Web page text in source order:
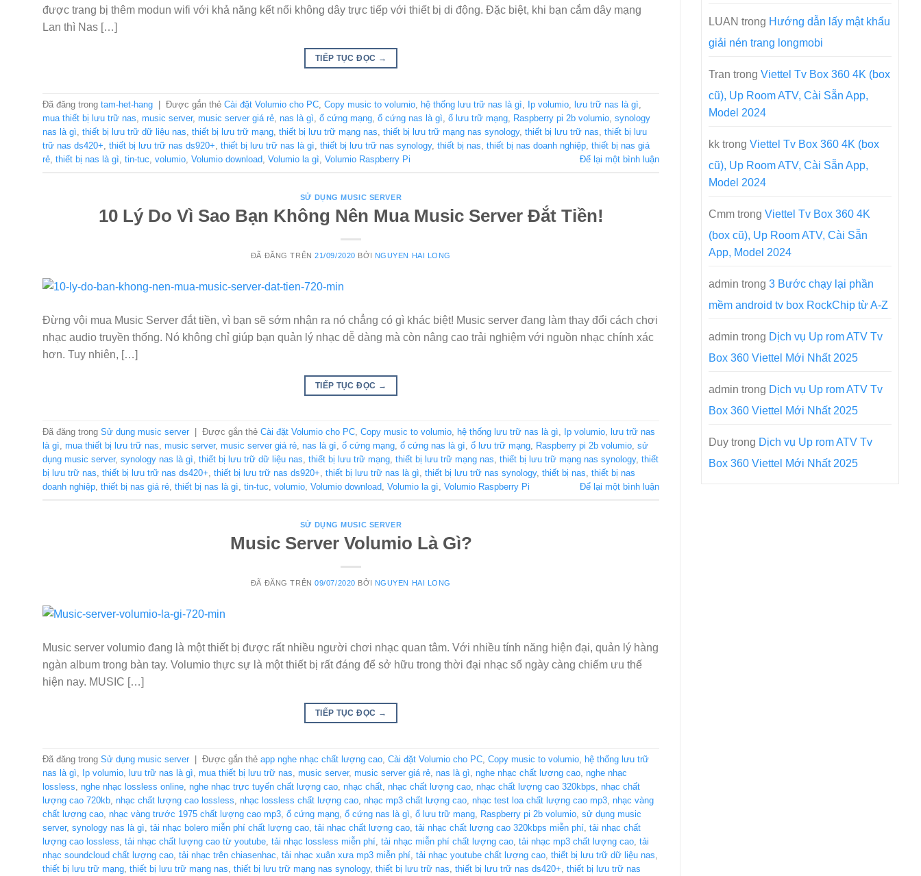
được trang bị thêm modun wifi với khả năng kết nối không dây trực tiếp với thiết bị di động. Đặc biệt, khi bạn cắm dây mạng
Lan thì Nas […]
TIẾP TỤC ĐỌC →
Đã đăng trong tam-het-hang Được gắn thẻ Cài đặt Volumio cho PC, Copy music to volumio, hệ thống lưu trữ nas là gì, Ip volumio, lưu trữ nas là gì,
mua thiết bị lưu trữ nas, music server, music server giá rẻ, nas là gì, ổ cứng mạng, ổ cứng nas là gì, ổ lưu trữ mạng, Raspberry pi 2b volumio, synology
nas là gì, thiết bị lưu trữ dữ liệu nas, thiết bị lưu trữ mạng, thiết bị lưu trữ mạng nas, thiết bị lưu trữ mạng nas synology, thiết bị lưu trữ nas, thiết bị lưu
trữ nas ds420+, thiết bị lưu trữ nas ds920+, thiết bị lưu trữ nas là gì, thiết bị lưu trữ nas synology, thiết bị nas, thiết bị nas doanh nghiệp, thiết bị nas giá
rẻ, thiết bị nas là gì, tin-tuc, volumio, Volumio download, Volumio la gì, Volumio Raspberry Pi Để lại một bình luận
SỬ DỤNG MUSIC SERVER
10 Lý Do Vì Sao Bạn Không Nên Mua Music Server Đắt Tiền!
ĐÃ ĐĂNG TRÊN21/09/2020 BỞI NGUYEN HAI LONG
Đừng vội mua Music Server đắt tiền, vì bạn sẽ sớm nhận ra nó chẳng có gì khác biệt! Music server đang làm thay đổi cách chơi
nhạc audio truyền thống. Nó không chỉ giúp bạn quản lý nhạc dễ dàng mà còn nâng cao trải nghiệm với nguồn nhạc chính xác
hơn. Tuy nhiên, […]
TIẾP TỤC ĐỌC →
Đã đăng trong Sử dụng music server Được gắn thẻ Cài đặt Volumio cho PC, Copy music to volumio, hệ thống lưu trữ nas là gì, Ip volumio, lưu trữ nas
là gì, mua thiết bị lưu trữ nas, music server, music server giá rẻ, nas là gì, ổ cứng mạng, ổ cứng nas là gì, ổ lưu trữ mạng, Raspberry pi 2b volumio, sử
dụng music server, synology nas là gì, thiết bị lưu trữ dữ liệu nas, thiết bị lưu trữ mạng, thiết bị lưu trữ mạng nas, thiết bị lưu trữ mạng nas synology, thiết
bị lưu trữ nas, thiết bị lưu trữ nas ds420+, thiết bị lưu trữ nas ds920+, thiết bị lưu trữ nas là gì, thiết bị lưu trữ nas synology, thiết bị nas, thiết bị nas
doanh nghiệp, thiết bị nas giá rẻ, thiết bị nas là gì, tin-tuc, volumio, Volumio download, Volumio la gì, Volumio Raspberry Pi Để lại một bình luận
SỬ DỤNG MUSIC SERVER
Music Server Volumio Là Gì?
ĐÃ ĐĂNG TRÊN09/07/2020 BỞI NGUYEN HAI LONG
Music server volumio đang là một thiết bị được rất nhiều người chơi nhạc quan tâm. Với nhiều tính năng hiện đại, quản lý hàng
ngàn album trong bàn tay. Volumio thực sự là một thiết bị rất đáng để sở hữu trong thời đại nhạc số ngày càng chiếm ưu thế
hiện nay. MUSIC […]
TIẾP TỤC ĐỌC →
Đã đăng trong Sử dụng music server Được gắn thẻ app nghe nhạc chất lượng cao Cài đặt Volumio cho PC Copy music to volumio
hệ thống lưu trữ
nas là gì
Ip volumio lưu trữ nas là gì mua thiết bị lưu trữ nas music server, music server giá rẻ nas là gì nghe nhạc chất lượng cao nghe nhạc
lossless nghe nhạc lossless online nghe nhạc trực tuyến chất lượng cao nhạc chất nhạc chất lượng cao nhạc chất lượng cao 320kbps nhạc chất
lượng cao 720kb nhạc chất lượng cao lossless nhạc lossless chất lượng cao nhạc mp3 chất lượng cao nhạc test loa chất lượng cao mp3 nhạc vàng
chất lượng cao nhạc vàng trước 1975 chất lượng cao mp3 ổ cứng mạng ổ cứng nas là gì ổ lưu trữ mạng Raspberry pi 2b volumio sử dụng music
server, synology nas là gì tải nhạc bolero miễn phí chất lượng cao tải nhạc chất lượng cao tải nhạc chất lượng cao 320kbps miễn phí tải nhạc chất
lượng cao lossless tải nhạc chất lượng cao từ youtube tải nhạc lossless miễn phí tải nhạc miễn phí chất lượng cao tải nhạc mp3 chất lượng cao tải
nhạc soundcloud chất lượng cao tải nhạc trên chiasenhac tải nhạc xuân xưa mp3 miễn phí tải nhạc youtube chất lượng cao thiết bị lưu trữ dữ liệu nas
thiết bị lưu trữ mạng thiết bị lưu trữ mạng nas thiết bị lưu trữ mạng nas synology, thiết bị lưu trữ nas thiết bị lưu trữ nas ds420+ thiết bị lưu trữ nas
LUAN trong Hướng dẫn lấy mật khẩu
giải nén trang longmobi
Tran trong Viettel Tv Box 360 4K (box
cũ), Up Room ATV, Cài Sẵn App,
Model 2024
kk trong Viettel Tv Box 360 4K (box
cũ), Up Room ATV, Cài Sẵn App,
Model 2024
Cmm trong Viettel Tv Box 360 4K
(box cũ), Up Room ATV, Cài Sẵn
App, Model 2024
admin trong 3 Bước chạy lại phần
mềm android tv box RockChip từ A-Z
admin trong Dịch vụ Up rom ATV Tv
Box 360 Viettel Mới Nhất 2025
admin trong Dịch vụ Up rom ATV Tv
Box 360 Viettel Mới Nhất 2025
Duy trong Dịch vụ Up rom ATV Tv
Box 360 Viettel Mới Nhất 2025